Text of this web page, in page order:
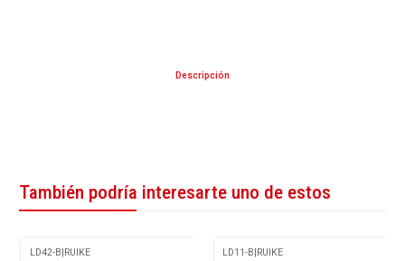
Descripción
También podría interesarte uno de estos
LD42-B|RUIKE LD11-B|RUIKE